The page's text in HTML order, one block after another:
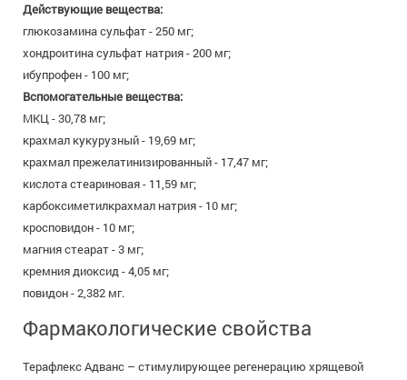
Действующие вещества:
глюкозамина сульфат - 250 мг;
хондроитина сульфат натрия - 200 мг;
ибупрофен - 100 мг;
Вспомогательные вещества:
МКЦ - 30,78 мг;
крахмал кукурузный - 19,69 мг;
крахмал прежелатинизированный - 17,47 мг;
кислота стеариновая - 11,59 мг;
карбоксиметилкрахмал натрия - 10 мг;
кросповидон - 10 мг;
магния стеарат - 3 мг;
кремния диоксид - 4,05 мг;
повидон - 2,382 мг.
Фармакологические свойства
Терафлекс Адванс – стимулирующее регенерацию хрящевой